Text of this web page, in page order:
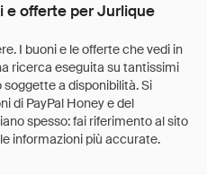
e offerte per Jurlique